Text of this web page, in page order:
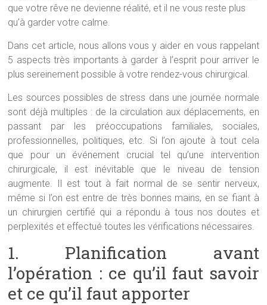
que votre rêve ne devienne réalité, et il ne vous reste plus
qu’à garder votre calme.
Dans cet article, nous allons vous y aider en vous rappelant
5 aspects très importants à garder à l’esprit pour arriver le
plus sereinement possible à votre rendez-vous chirurgical.
Les sources possibles de stress dans une journée normale
sont déjà multiples : de la circulation aux déplacements, en
passant par les préoccupations familiales, sociales,
professionnelles, politiques, etc. Si l’on ajoute à tout cela
que pour un événement crucial tel qu’une intervention
chirurgicale, il est inévitable que le niveau de tension
augmente. Il est tout à fait normal de se sentir nerveux,
même si l’on est entre de très bonnes mains, en se fiant à
un chirurgien certifié qui a répondu à tous nos doutes et
perplexités et effectué toutes les vérifications nécessaires.
1. Planification avant
l’opération : ce qu’il faut savoir
et ce qu’il faut apporter